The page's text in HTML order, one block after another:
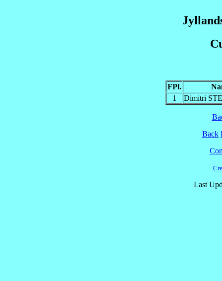
FPl.
1
Dimitri
Back
Last